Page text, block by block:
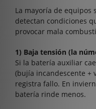
La mayoría de equipos
detectan condiciones
provocar mala
1) Baja tensión (la
Si la batería auxiliar
(bujía incandescente +
registra fallo. En
batería rinde menos.